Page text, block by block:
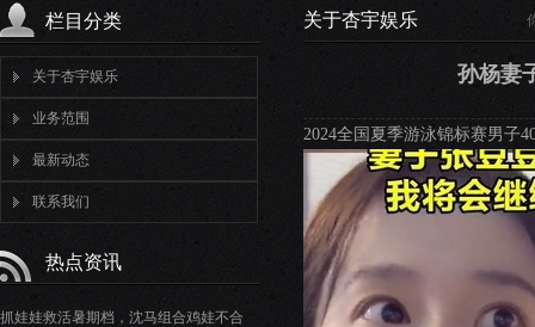
栏目分类
关于杏宇娱乐
业务范围
最新动态
联系我们
热点资讯
抓娃娃救活暑期档，沈马组合鸡娃不合
关于杏宇娱乐
孙杨妻
2024全国夏季游泳锦标赛男子